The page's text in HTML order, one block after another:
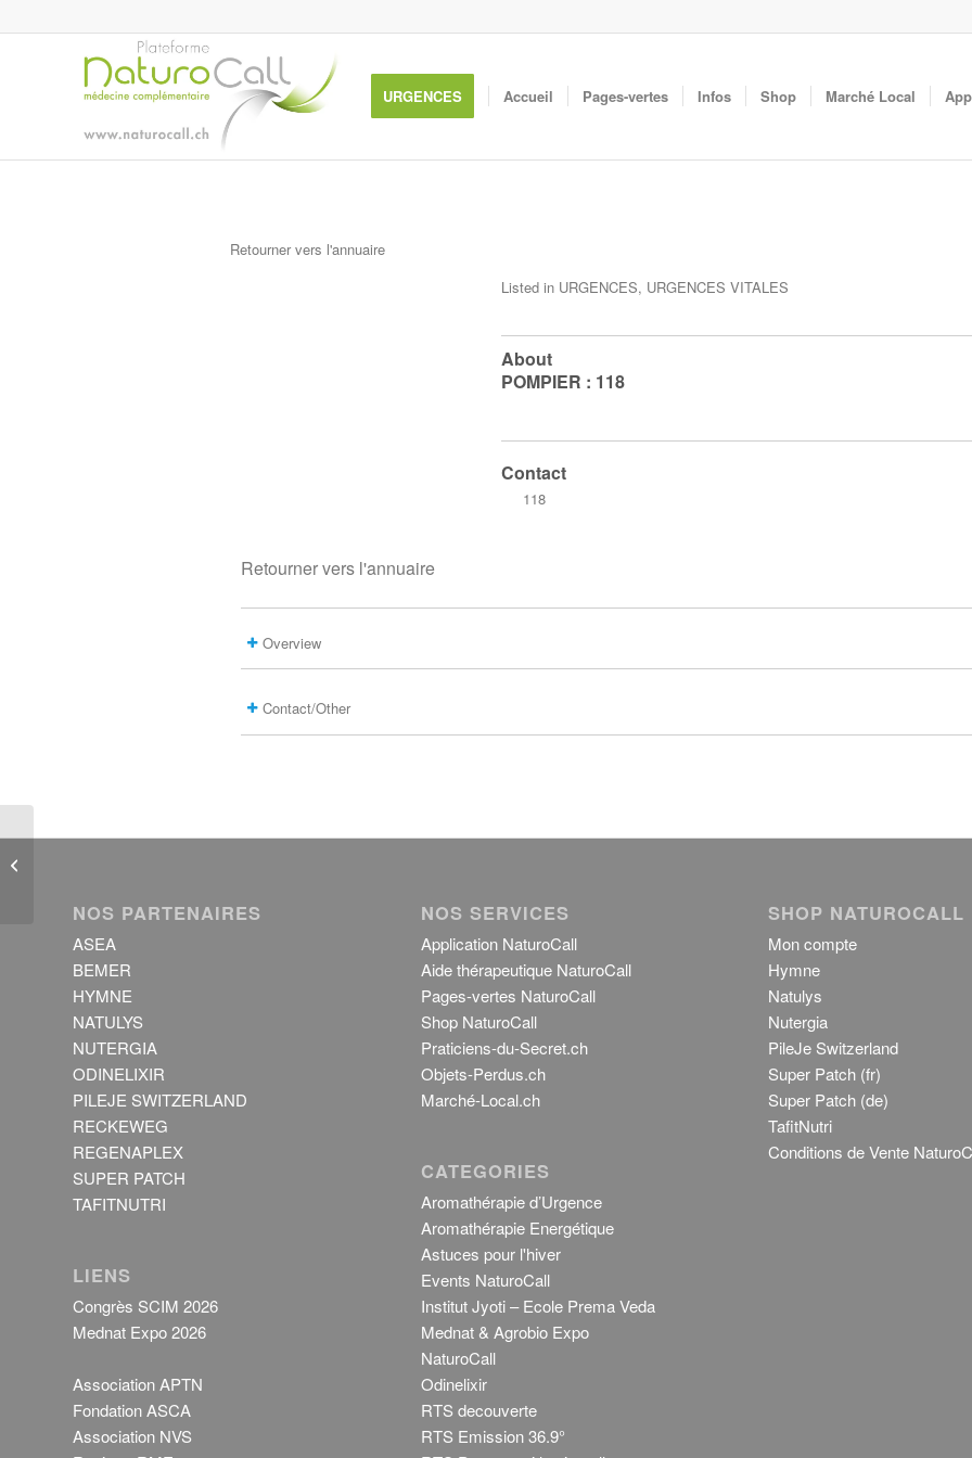
URGENCES Accueil Pages-vertes Infos Shop Marché Local
Retourner vers l'annuaire
Listed in URGENCES, URGENCES VITALES
About
POMPIER : 118
Contact
118
Retourner vers l'annuaire
Overview
Contact/Other
NOS PARTENAIRES
ASEA
BEMER
HYMNE
NATULYS
NUTERGIA
ODINELIXIR
PILEJE SWITZERLAND
RECKEWEG
REGENAPLEX
SUPER PATCH
TAFITNUTRI
LIENS
Congrès SCIM 2026
Mednat Expo 2026
Association APTN
Fondation ASCA
Association NVS
NOS SERVICES
Application NaturoCall
Aide thérapeutique NaturoCall
Pages-vertes NaturoCall
Shop NaturoCall
Praticiens-du-Secret.ch
Objets-Perdus.ch
Marché-Local.ch
CATEGORIES
Aromathérapie d’Urgence
Aromathérapie Energétique
Astuces pour l'hiver
Events NaturoCall
Institut Jyoti – Ecole Prema Veda
Mednat & Agrobio Expo
NaturoCall
Odinelixir
RTS decouverte
RTS Emission 36.9°
SHOP NATUROCALL
Mon compte
Hymne
Natulys
Nutergia
PileJe Switzerland
Super Patch (fr)
Super Patch (de)
TafitNutri
Conditions de Vente